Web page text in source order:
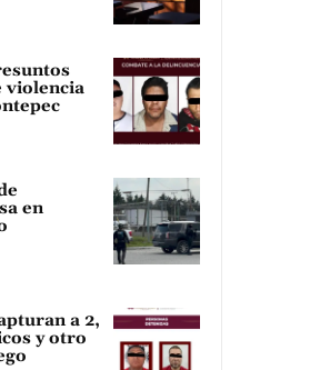
violencia
en
a 2,
y otro